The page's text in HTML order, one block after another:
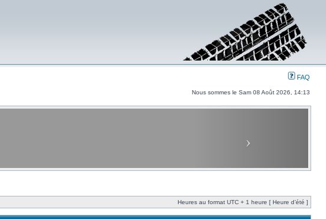
FAQ
Nous sommes le Sam 08 Août 2026, 14:13
Heures au format UTC + 1 heure [ Heure d’été ]